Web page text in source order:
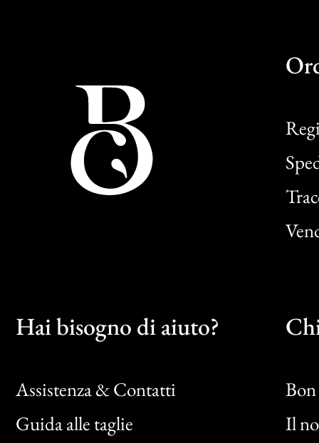
Hai bisogno di aiuto?
Assistenza & Contatti
Guida alle taglie
Il